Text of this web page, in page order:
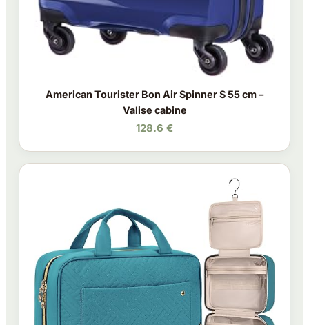
American Tourister Bon Air Spinner S 55 cm –
Valise cabine
128.6 €